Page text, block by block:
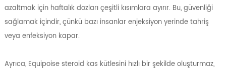
azaltmak için haftalık dozları çeşitli kısımlara ayırır. Bu, güvenliği
sağlamak içindir, çünkü bazı insanlar enjeksiyon yerinde tahriş
veya enfeksiyon kapar.
Ayrıca, Equipoise steroid kas kütlesini hızlı bir şekilde oluşturmaz,